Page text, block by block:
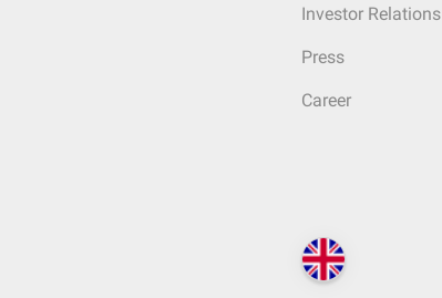
Investor Relations
Press
Career